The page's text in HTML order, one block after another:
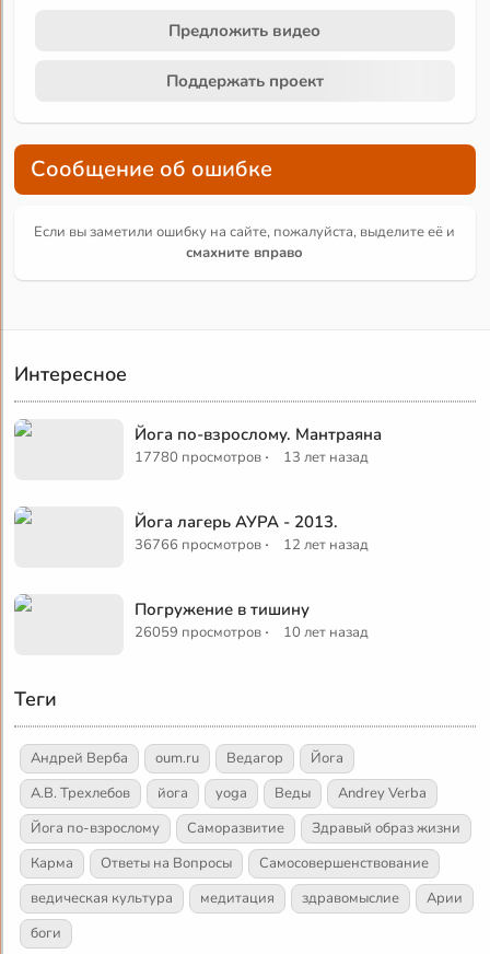
Предложить видео
Поддержать проект
Сообщение об ошибке
Если вы заметили ошибку на сайте, пожалуйста, выделите её и
смахните вправо
Интересное
Йога по-взрослому. Мантраяна
17780 просмотров · 13 лет назад
Йога лагерь АУРА - 2013.
36766 просмотров · 12 лет назад
Погружение в тишину
26059 просмотров · 10 лет назад
Теги
Андрей Верба oum.ru Ведагор
Йога
А.В. Трехлебов
йога yoga Веды
Andrey Verba
Йога по-взрослому
Саморазвитие
Здравый образ жизни
Карма
Ответы на Вопросы
Самосовершенствование
ведическая культура
медитация здравомыслие
Арии
боги